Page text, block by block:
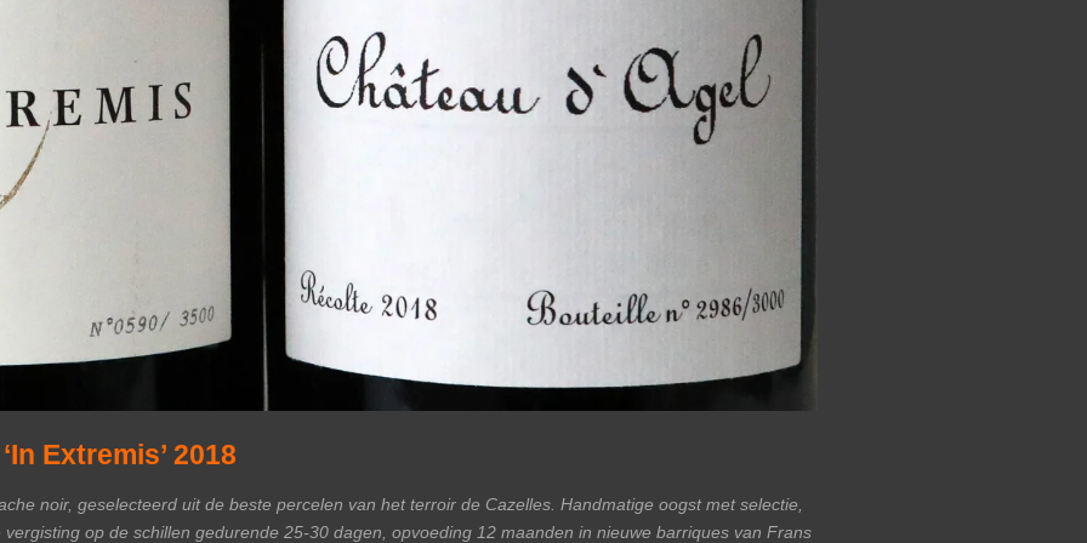
Extremis’ 2018
noir, geselecteerd uit de beste percelen van het terroir de Cazelles. Handmatige oogst met selectie,
op de schillen gedurende 25-30 dagen, opvoeding 12 maanden in nieuwe barriques van Frans